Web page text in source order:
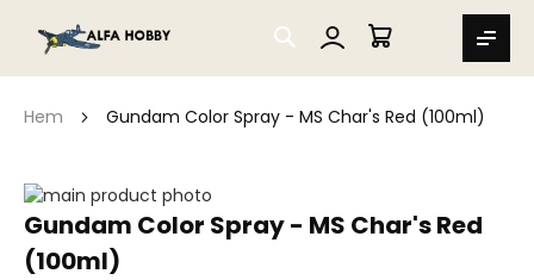
SEARCH
MIN VARUKORG
Hem Gundam Color Spray - MS Char's Red (100ml)
Gundam Color Spray - MS Char's Red
(100ml)
Hoppa
till
slutet
av
Hoppa
till
början